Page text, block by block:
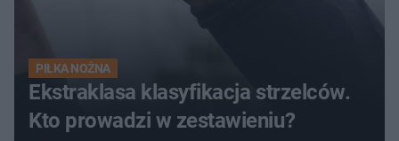
PIŁKA NOŻNA
Ekstraklasa klasyfikacja strzelców.
Kto prowadzi w zestawieniu?